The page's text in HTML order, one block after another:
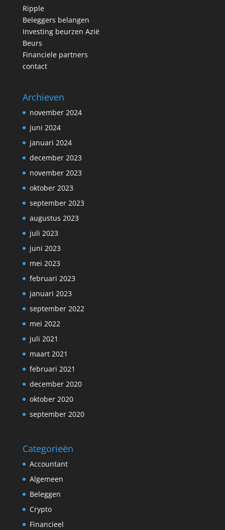
Ripple
Beleggers belangen
Investing beurzen Azië
Beurs
Financiele partners
contact
Archieven
november 2024
juni 2024
januari 2024
december 2023
november 2023
oktober 2023
september 2023
augustus 2023
juli 2023
juni 2023
mei 2023
februari 2023
januari 2023
september 2022
mei 2022
juli 2021
maart 2021
februari 2021
december 2020
oktober 2020
september 2020
Categorieën
Accountant
Algemeen
Beleggen
Crypto
Financieel